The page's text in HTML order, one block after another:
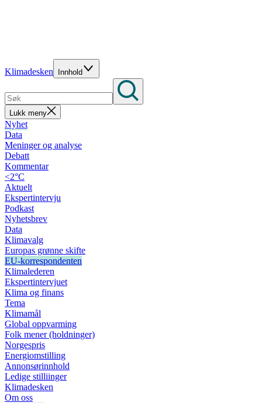
Klimadesken Innhold
Lukk meny
Nyhet
Data
Meninger og analyse
Debatt
Kommentar
<2°C
Aktuelt
Ekspertintervju
Podkast
Nyhetsbrev
Data
Klimavalg
Europas grønne skifte
EU-korrespondenten
Klimalederen
Ekspertintervjuet
Klima og finans
Tema
Klimamål
Global oppvarming
Folk mener (holdninger)
Norgespris
Energiomstilling
Annonsørinnhold
Ledige stilliinger
Klimadesken
Om oss